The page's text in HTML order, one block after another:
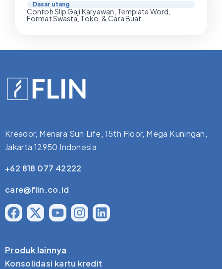
Dasar utang
Contoh Slip Gaji Karyawan, Template Word,
Format Swasta, Toko, & Cara Buat
Kreador, Menara Sun Life, 15th Floor, Mega Kuningan,
Jakarta 12950 Indonesia
+62 818 077 42222
care@flin.co.id
Produk lainnya
Konsolidasi kartu kredit